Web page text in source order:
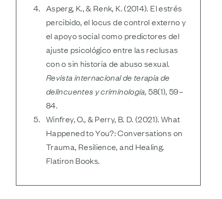
Asperg, K., & Renk, K. (2014). El estrés
percibido, el locus de control externo y
el apoyo social como predictores del
ajuste psicológico entre las reclusas
con o sin historia de abuso sexual.
Revista internacional de terapia de
delincuentes y criminología,58(1), 59­–
84.
Winfrey, O., & Perry, B. D. (2021). What
Happened to You?: Conversations on
Trauma, Resilience, and Healing.
Flatiron Books.